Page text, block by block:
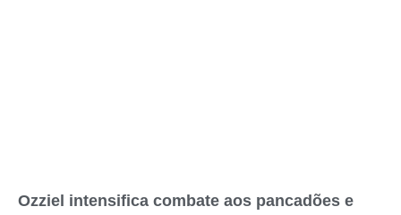
Ozziel intensifica combate aos pancadões e